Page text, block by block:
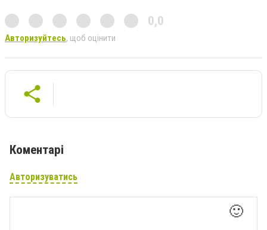
0,0
Авторизуйтесь, щоб оцінити
Коментарі
Авторизуватись
🙂